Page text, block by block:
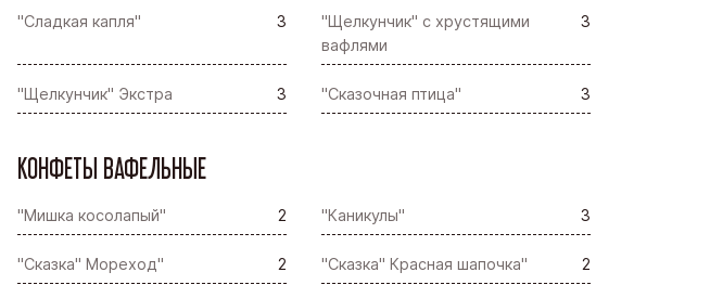
"Сладкая капля" 3
"Щелкунчик" с хрустящими
вафлями
3
"Щелкунчик" Экстра 3 "Сказочная птица" 3
КОНФЕТЫ ВАФЕЛЬНЫЕ
"Мишка косолапый" 2 "Каникулы" 3
"Сказка" Мореход" 2 "Сказка" Красная шапочка" 2